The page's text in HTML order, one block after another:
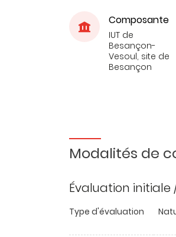
Composante
IUT de
Besançon-
Vesoul, site de
Besançon
Modalités de
Évaluation initiale
Type d'évaluation